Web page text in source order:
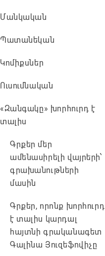
Մանկական
Պատանեկան
Կոմիքսներ
Ուսումնական
«Զանգակը» խորհուրդ է
տալիս
Գրքեր մեր
ամենասիրելի վայրերի՝
գրախանութների
մասին
Գրքեր, որոնք խորհուրդ
է տալիս կարդալ
հայտնի գրականագետ
Գալինա Յուզեֆովիչը